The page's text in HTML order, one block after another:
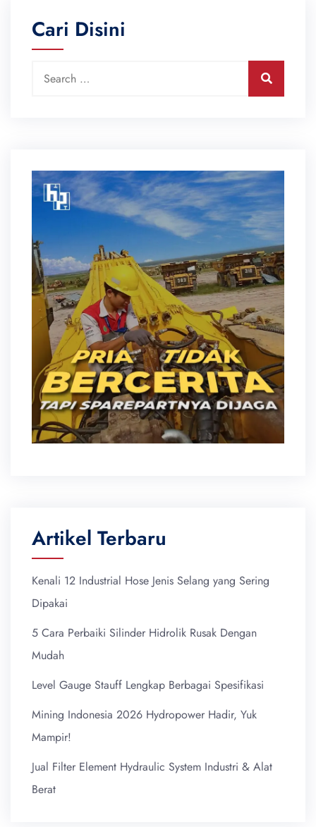
Cari Disini
Artikel Terbaru
Kenali 12 Industrial Hose Jenis Selang yang Sering
Dipakai
5 Cara Perbaiki Silinder Hidrolik Rusak Dengan
Mudah
Level Gauge Stauff Lengkap Berbagai Spesifikasi
Mining Indonesia 2026 Hydropower Hadir, Yuk
Mampir!
Jual Filter Element Hydraulic System Industri & Alat
Berat